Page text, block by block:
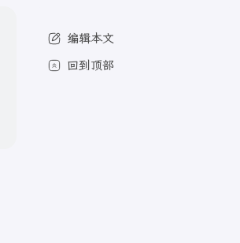
编辑本文
回到顶部